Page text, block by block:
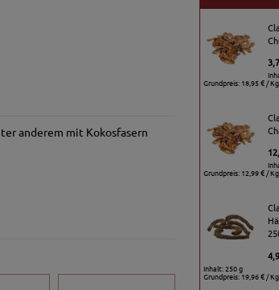
anderem mit Kokosfasern
Grundpreis: 18,95 € / Kg
Grundpreis: 12,99 € / Kg
Inhalt: 250 g
Grundpreis:19,96 € / Kg